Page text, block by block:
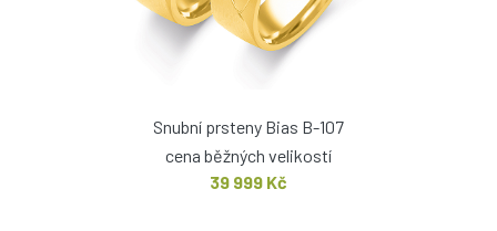
Snubní prsteny Bias B-107
cena běžných velikostí
39 999 Kč